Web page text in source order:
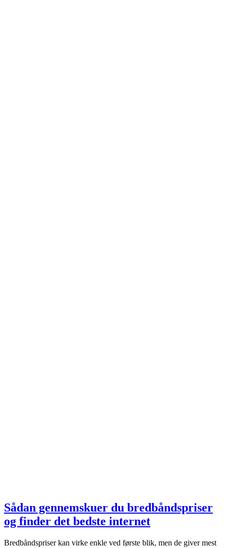
Sådan gennemskuer du bredbåndspriser
og finder det bedste internet
Bredbåndspriser kan virke enkle ved første blik, men de giver mest